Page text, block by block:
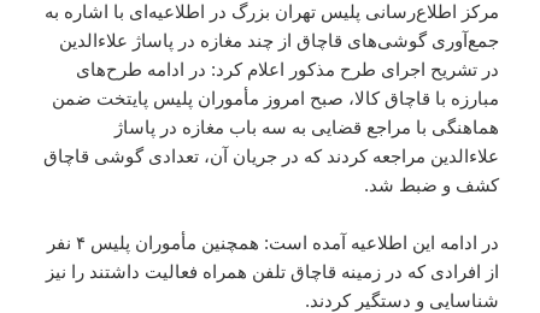
مرکز اطلاع‌رسانی پلیس تهران بزرگ در اطلاعیه‌ای با اشاره به
جمع‌آوری گوشی‌های قاچاق از چند مغازه در پاساژ علاءالدین
در تشریح اجرای طرح مذکور اعلام کرد: در ادامه طرح‌های
مبارزه با قاچاق کالا، صبح امروز مأموران پلیس پایتخت ضمن
هماهنگی با مراجع قضایی به سه باب مغازه در پاساژ
علاءالدین مراجعه کردند که در جریان آن، تعدادی گوشی قاچاق
کشف و ضبط شد.
در ادامه این اطلاعیه آمده است: همچنین مأموران پلیس ۴ نفر
از افرادی که در زمینه قاچاق تلفن همراه فعالیت داشتند را نیز
شناسایی و دستگیر کردند.